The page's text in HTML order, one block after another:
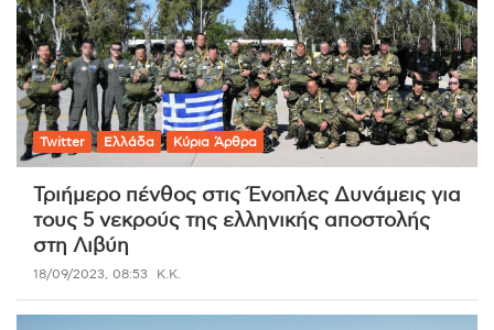
Twitter Ελλάδα Κύρια Άρθρα
Τριήμερο πένθος στις Ένοπλες Δυνάμεις για
τους 5 νεκρούς της ελληνικής αποστολής
στη Λιβύη
18/09/2023, 08:53 K.K.